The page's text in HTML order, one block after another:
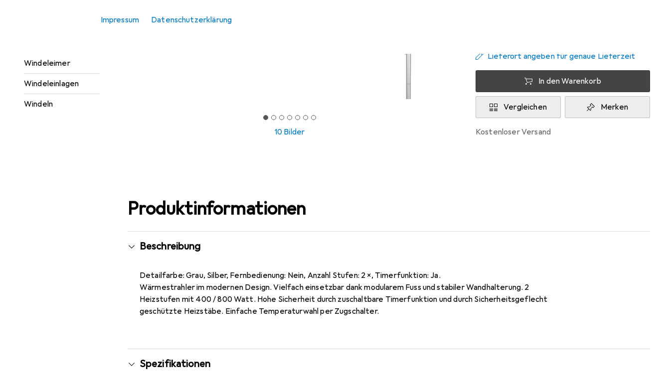
Impressum Datenschutzerklärung
Windeleimer
Windeleinlagen
Windeln
10 Bilder
Lieferort angeben für genaue Lieferzeit
In den Warenkorb
Vergleichen Merken
kostenloser Versand
Produktinformationen
Beschreibung
Detailfarbe: Grau, Silber, Fernbedienung: Nein, Anzahl Stufen: 2 ×, Timerfunktion: Ja.
Wärmestrahler im modernen Design. Vielfach einsetzbar dank modularem Fuss und stabiler Wandhalterung. 2
Heizstufen mit 400 / 800 Watt. Hohe Sicherheit durch zuschaltbare Timerfunktion und durch Sicherheitsgeflecht
geschützte Heizstäbe. Einfache Temperaturwahl per Zugschalter.
Spezifikationen